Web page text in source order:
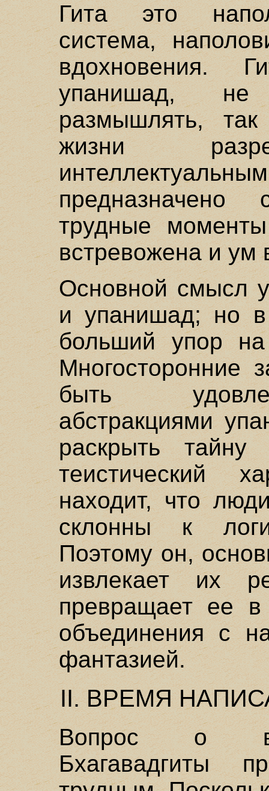
Гита это
система,
вдохновения.
упанишад, не
размышлять,
жизни
трудные
встревожена и ум
Основной смысл
и упанишад; но в
больший упор на
Многосторонние
быть
абстракциями
раскрыть
теистический
находит, что
склонны к
Поэтому он,
извлекает их
превращает ее
объединения с
фантазией.
II. ВРЕМЯ
Вопрос о
Бхагавадгиты